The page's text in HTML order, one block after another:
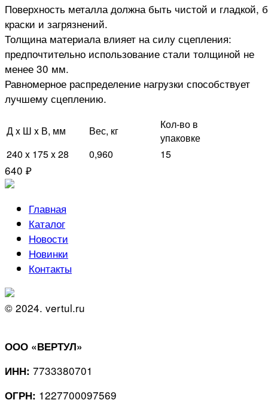
Поверхность металла должна быть чистой и гладкой,
краски и загрязнений.
Толщина материала влияет на силу сцепления:
предпочтительно использование стали толщиной не
менее 30 мм.
Равномерное распределение нагрузки способствует
лучшему сцеплению.
Д x Ш x В, мм Вес, кг
Кол-во в
упаковке
240 x 175 x 28
0,960 15
640 ₽
Главная
Каталог
Новости
Новинки
Контакты
© 2024. vertul.ru
ООО «ВЕРТУЛ»
ИНН: 7733380701
ОГРН: 1227700097569